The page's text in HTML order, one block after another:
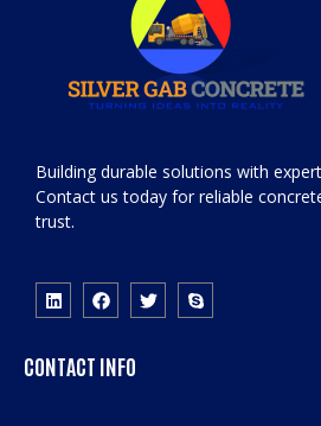
Building durable solutions with
Contact us today for reliable
trust.
CONTACT INFO